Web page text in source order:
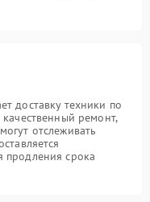
доставку техники по
ремонт,
отслеживать
продления срока